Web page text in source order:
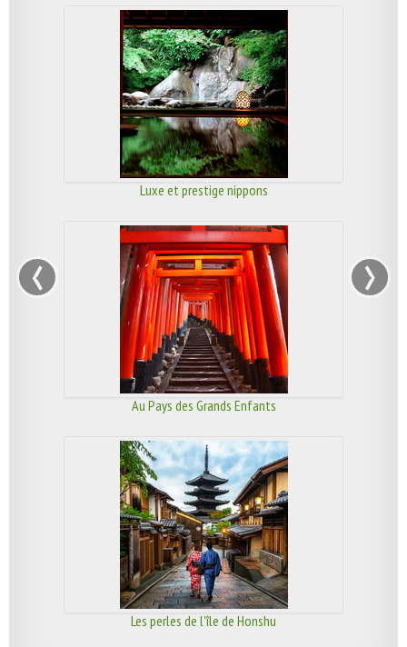
Luxe et prestige nippons
Au Pays des Grands Enfants
Les perles de l'île de Honshu
‹ ›